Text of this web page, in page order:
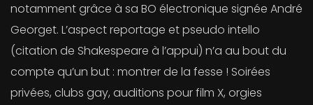
notamment grâce à sa BO électronique signée André
Georget. L’aspect reportage et pseudo intello
(citation de Shakespeare à l’appui) n’a au bout du
compte qu’un but : montrer de la fesse ! Soirées
privées, clubs gay, auditions pour film X, orgies